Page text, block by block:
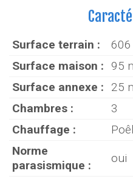
Surface terrain :
606
Surface maison :
95
Surface annexe :
25
Chambres :
3
Chauffage :
Norme
parasismique :
oui